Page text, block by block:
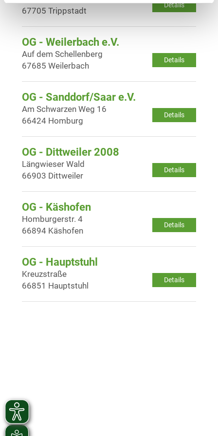
Details
67705 Trippstadt
OG - Weilerbach e.V.
Details
Auf dem Schellenberg
67685 Weilerbach
OG - Sanddorf/Saar e.V.
Details
Am Schwarzen Weg 16
66424 Homburg
OG - Dittweiler 2008
Details
Längwieser Wald
66903 Dittweiler
OG - Käshofen
Details
Homburgerstr. 4
66894 Käshofen
OG - Hauptstuhl
Details
Kreuzstraße
66851 Hauptstuhl